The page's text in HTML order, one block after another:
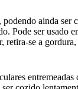
ainda ser
Pode ser usado
retira-se a